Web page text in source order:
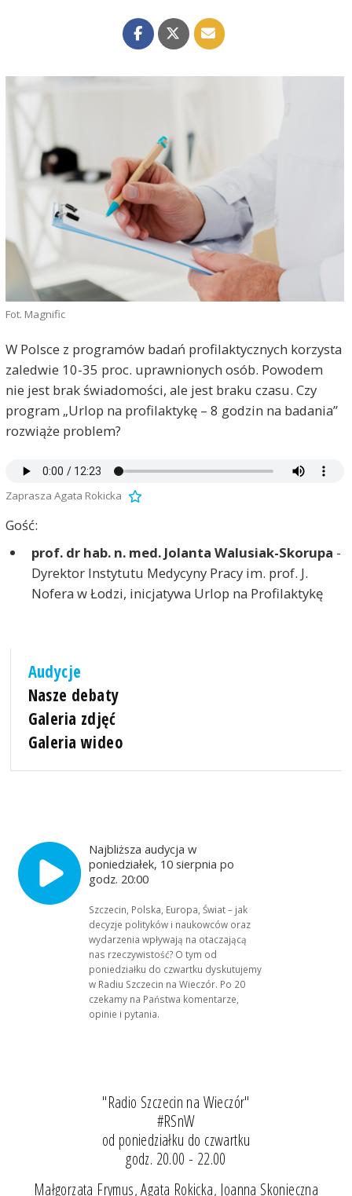
Fot. Magnific
W Polsce z programów badań profilaktycznych korzysta
zaledwie 10-35 proc. uprawnionych osób. Powodem
nie jest brak świadomości, ale jest braku czasu. Czy
program „Urlop na profilaktykę – 8 godzin na badania”
rozwiąże problem?
Zaprasza Agata Rokicka
Gość:
prof. dr hab. n. med. Jolanta Walusiak-Skorupa -
Dyrektor Instytutu Medycyny Pracy im. prof. J.
Nofera w Łodzi, inicjatywa Urlop na Profilaktykę
Audycje
Nasze debaty
Galeria zdjęć
Galeria wideo
Najbliższa audycja w
poniedziałek, 10 sierpnia po
godz. 20:00
Szczecin, Polska, Europa, Świat – jak
decyzje polityków i naukowców oraz
wydarzenia wpływają na otaczającą
nas rzeczywistość? O tym od
poniedziałku do czwartku dyskutujemy
w Radiu Szczecin na Wieczór. Po 20
czekamy na Państwa komentarze,
opinie i pytania.
"Radio Szczecin na Wieczór"
#RSnW
od poniedziałku do czwartku
godz. 20.00 - 22.00
Małgorzata Frymus, Agata Rokicka, Joanna Skonieczna